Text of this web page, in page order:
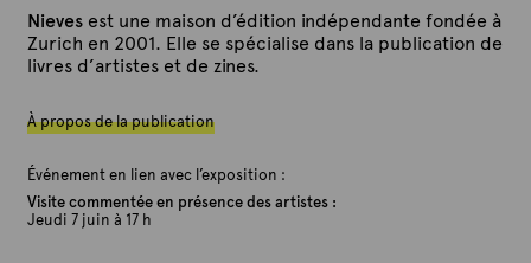
Nievesest une maison d’édition indépendante fondée à
Zurich en 2001. Elle se spécialise dans la publication de
livres d’artistes et de zines.
À propos de la publication
Événement en lien avec l’exposition :
Visite commentée en présence des artistes :
Jeudi 7 juin à 17 h